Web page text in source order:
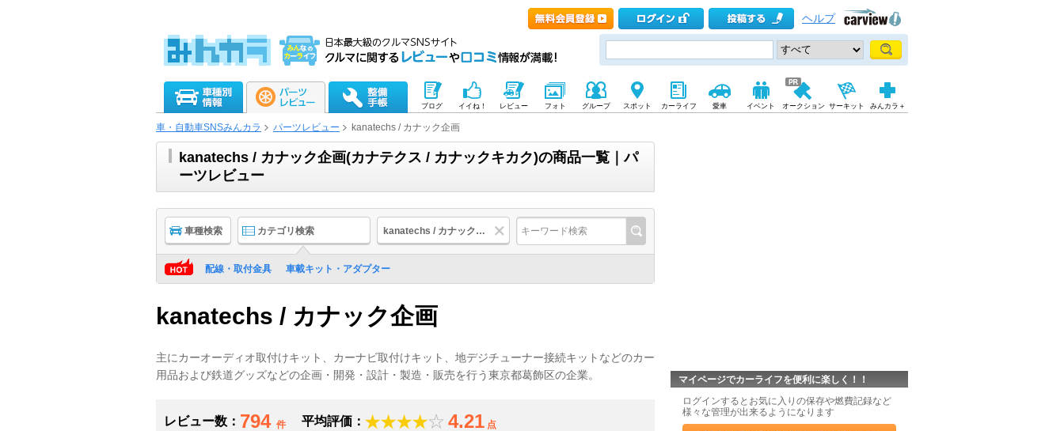
ヘルプ
ブログ イイね！ レビュー フォト グループ スポット カーライフ 愛車 イベント オークション サーキット みんカラ＋
車・自動車SNSみんカラ パーツレビュー kanatechs / カナック企画
kanatechs / カナック企画(カナテクス / カナックキカク)の商品一覧｜パ
ーツレビュー
車種検索 カテゴリ検索 kanatechs / カナック企画
配線・取付金具 車載キット・アダプター
kanatechs / カナック企画
主にカーオーディオ取付けキット、カーナビ取付けキット、地デジチューナー接続キットなどのカー
用品および鉄道グッズなどの企画・開発・設計・製造・販売を行う東京都葛飾区の企業。
レビュー数： 794 件 平均評価： 4.21 点
マイページでカーライフを便利に楽しく！！
ログインするとお気に入りの保存や燃費記録など
様々な管理が出来るようになります